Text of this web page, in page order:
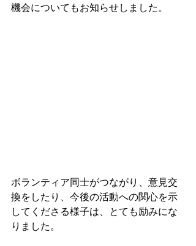
機会についてもお知らせしました。
ボランティア同士がつながり、意見交
換をしたり、今後の活動への関心を示
してくださる様子は、とても励みにな
りました。